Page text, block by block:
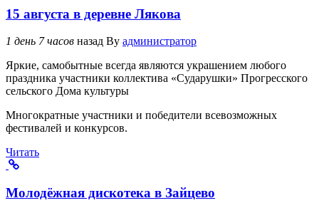
15 августа в деревне Лякова
1 день 7 часов назад By администратор
Яркие, самобытные всегда являются украшением любого
праздника участники коллектива «Сударушки» Прогресского
сельского Дома культуры
Многократные участники и победители всевозможных
фестивалей и конкурсов.
Читать
Молодёжная дискотека в Зайцево